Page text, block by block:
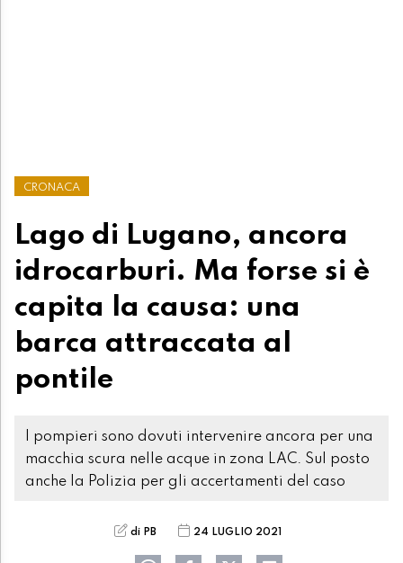
CRONACA
Lago di Lugano, ancora
idrocarburi. Ma forse si è
capita la causa: una
barca attraccata al
pontile
I pompieri sono dovuti intervenire ancora per una
macchia scura nelle acque in zona LAC. Sul posto
anche la Polizia per gli accertamenti del caso
di PB 24 LUGLIO 2021